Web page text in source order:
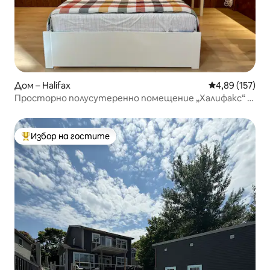
Дом – Halifax Средна
4,89 (157)
Просторно полусутеренно помещение „Халифакс“ с
Най-популярен избор на гостите
Избор на гостите